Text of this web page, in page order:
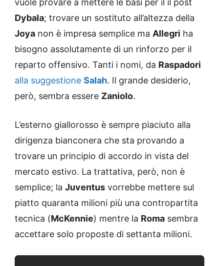
vuole provare a mettere le basi per il il post
Dybala; trovare un sostituto all’altezza della
Joya non è impresa semplice ma Allegri ha
bisogno assolutamente di un rinforzo per il
reparto offensivo. Tanti i nomi, da Raspadori
alla suggestione Salah. Il grande desiderio,
però, sembra essere Zaniolo.
L’esterno giallorosso è sempre piaciuto alla
dirigenza bianconera che sta provando a
trovare un principio di accordo in vista del
mercato estivo. La trattativa, però, non è
semplice; la Juventus vorrebbe mettere sul
piatto quaranta milioni più una contropartita
tecnica (McKennie) mentre la Roma sembra
accettare solo proposte di settanta milioni.